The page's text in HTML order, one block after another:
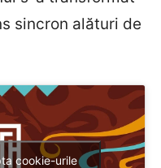
sincron alături de
cookie-urile